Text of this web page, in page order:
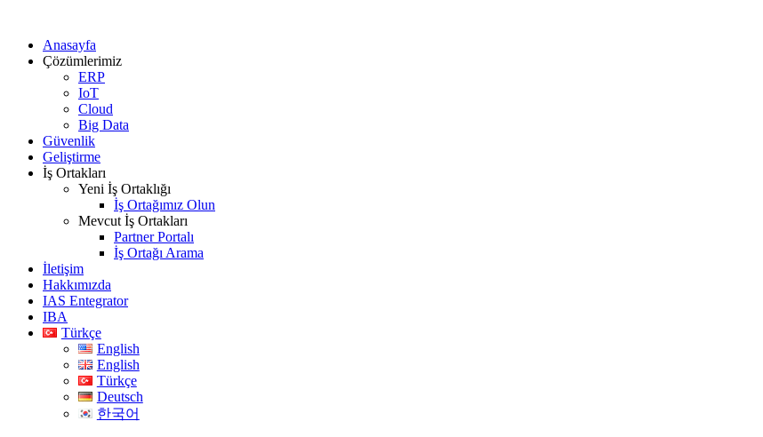
Anasayfa
Çözümlerimiz
ERP
IoT
Cloud
Big Data
Güvenlik
Geliştirme
İş Ortakları
Yeni İş Ortaklığı
İş Ortağımız Olun
Mevcut İş Ortakları
Partner Portalı
İş Ortağı Arama
İletişim
Hakkımızda
IAS Entegrator
IBA
Türkçe
English
English
Türkçe
Deutsch
한국어